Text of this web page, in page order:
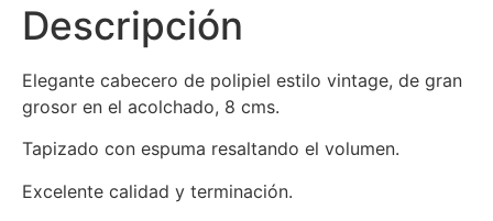
Descripción
Elegante cabecero de polipiel estilo vintage, de gran
grosor en el acolchado, 8 cms.
Tapizado con espuma resaltando el volumen.
Excelente calidad y terminación.